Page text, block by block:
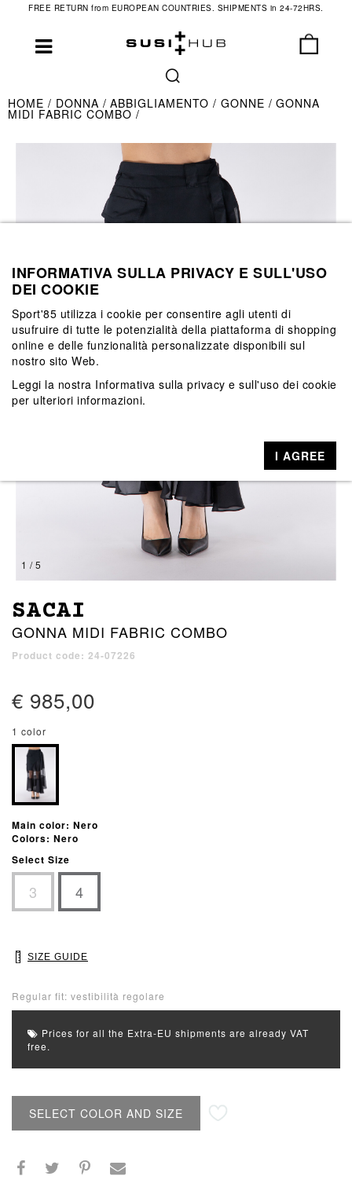
FREE RETURN from EUROPEAN COUNTRIES. SHIPMENTS in 24-72HRS.
HOME DONNA ABBIGLIAMENTO GONNE GONNA
MIDI FABRIC COMBO
1 / 5
SACAI
GONNA MIDI FABRIC COMBO
Product code: 24-07226
€ 985,00
1 color
Main color: Nero
Colors: Nero
Select Size
3 4
SIZE GUIDE
Regular fit: vestibilità regolare
Prices for all the Extra-EU shipments are already VAT
free.
SELECT COLOR AND SIZE
INFORMATIVA SULLA PRIVACY E SULL'USO
DEI COOKIE
Sport'85 utilizza i cookie per consentire agli utenti di
usufruire di tutte le potenzialità della piattaforma di shopping
online e delle funzionalità personalizzate disponibili sul
nostro sito Web.
Leggi la nostra Informativa sulla privacy e sull'uso dei cookie
per ulteriori informazioni.
I AGREE